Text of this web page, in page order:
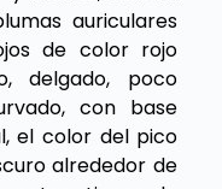
auriculares
de color rojo
delgado, poco
con base
el color del pico
alrededor de